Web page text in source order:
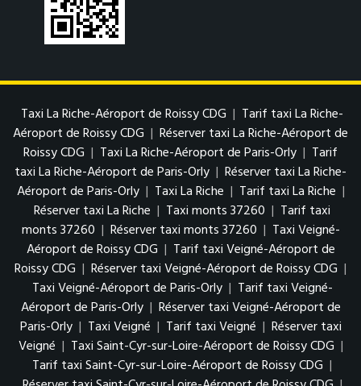
Taxi La Riche-Aéroport de Roissy CDG | Tarif taxi La Riche-
Aéroport de Roissy CDG | Réserver taxi La Riche-Aéroport de
Roissy CDG | Taxi La Riche-Aéroport de Paris-Orly | Tarif
taxi La Riche-Aéroport de Paris-Orly | Réserver taxi La Riche-
Aéroport de Paris-Orly | Taxi La Riche | Tarif taxi La Riche |
Réserver taxi La Riche | Taxi monts 37260 | Tarif taxi
monts 37260 | Réserver taxi monts 37260 | Taxi Veigné-
Aéroport de Roissy CDG | Tarif taxi Veigné-Aéroport de
Roissy CDG | Réserver taxi Veigné-Aéroport de Roissy CDG |
Taxi Veigné-Aéroport de Paris-Orly | Tarif taxi Veigné-
Aéroport de Paris-Orly | Réserver taxi Veigné-Aéroport de
Paris-Orly | Taxi Veigné | Tarif taxi Veigné | Réserver taxi
Veigné | Taxi Saint-Cyr-sur-Loire-Aéroport de Roissy CDG |
Tarif taxi Saint-Cyr-sur-Loire-Aéroport de Roissy CDG |